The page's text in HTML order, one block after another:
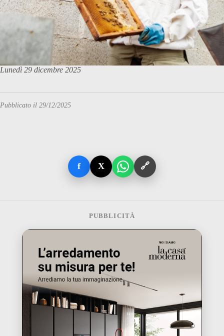
Lunedì 29 dicembre 2025
Pubblicato il 29/12/2025
f X 🔗
PUBBLICITÀ